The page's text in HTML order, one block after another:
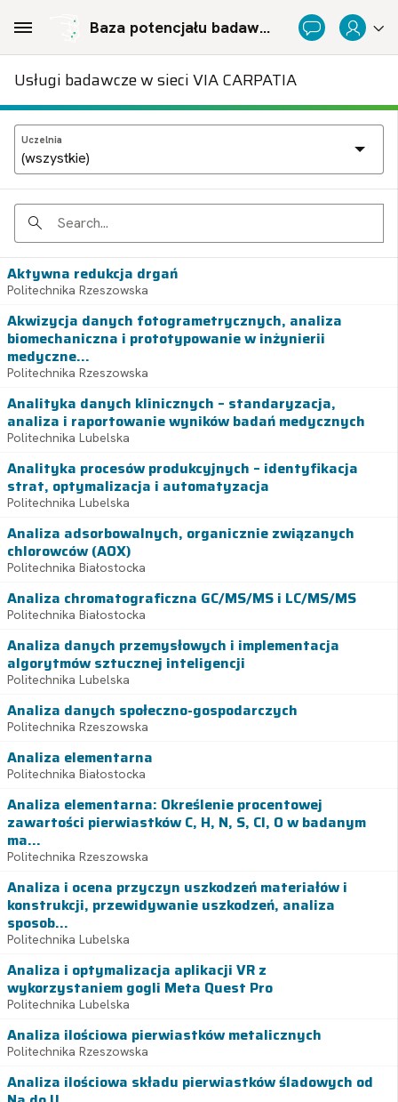
Baza potencjału badawczego Politechnicznej Sieci Via Carpatia im. Prezydenta RP Lecha Kaczyńskiego
Usługi badawcze w sieci VIA CARPATIA
Uczelnia
Search
Aktywna redukcja drgań
Politechnika Rzeszowska
Akwizycja danych fotogrametrycznych, analiza
biomechaniczna i prototypowanie w inżynierii
medyczne...
Politechnika Rzeszowska
Analityka danych klinicznych – standaryzacja,
analiza i raportowanie wyników badań medycznych
Politechnika Lubelska
Analityka procesów produkcyjnych – identyfikacja
strat, optymalizacja i automatyzacja
Politechnika Lubelska
Analiza adsorbowalnych, organicznie związanych
chlorowców (AOX)
Politechnika Białostocka
Analiza chromatograficzna GC/MS/MS i LC/MS/MS
Politechnika Białostocka
Analiza danych przemysłowych i implementacja
algorytmów sztucznej inteligencji
Politechnika Lubelska
Analiza danych społeczno-gospodarczych
Politechnika Rzeszowska
Analiza elementarna
Politechnika Białostocka
Analiza elementarna: Określenie procentowej
zawartości pierwiastków C, H, N, S, Cl, O w badanym
ma...
Politechnika Rzeszowska
Analiza i ocena przyczyn uszkodzeń materiałów i
konstrukcji, przewidywanie uszkodzeń, analiza
sposob...
Politechnika Lubelska
Analiza i optymalizacja aplikacji VR z
wykorzystaniem gogli Meta Quest Pro
Politechnika Lubelska
Analiza ilościowa pierwiastków metalicznych
Politechnika Rzeszowska
Analiza ilościowa składu pierwiastków śladowych od